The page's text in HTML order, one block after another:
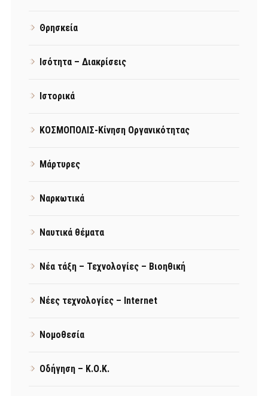
Θρησκεία
Ισότητα – Διακρίσεις
Ιστορικά
ΚΟΣΜΟΠΟΛΙΣ-Κίνηση Οργανικότητας
Μάρτυρες
Ναρκωτικά
Ναυτικά θέματα
Νέα τάξη – Τεχνολογίες – Βιοηθική
Νέες τεχνολογίες – Internet
Νομοθεσία
Οδήγηση – Κ.Ο.Κ.